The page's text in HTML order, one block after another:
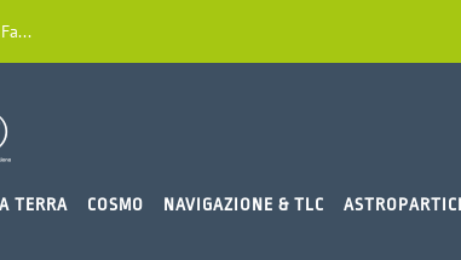
TERRA COSMO NAVIGAZIONE & TLC